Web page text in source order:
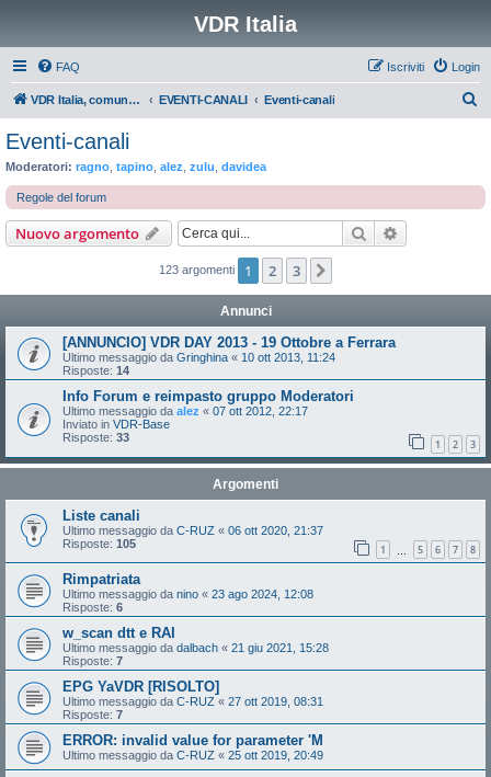
VDR Italia
FAQ Login
Iscriviti
VDR Italia, comunità italiana utilizzatori VDR EVENTI-CANALI Eventi-canali
a
Eventi-canali
Moderatori: ragno tapino alez zulu davidea
Regole del forum
Nuovo argomento Cerca
123 argomenti 1 2 3
Annunci
[ANNUNCIO] VDR DAY 2013 - 19 Ottobre a Ferrara
Ultimo messaggio da Gringhina « 10 ott 2013, 11:24
Risposte: 14
Info Forum e reimpasto gruppo Moderatori
Ultimo messaggio da alez « 07 ott 2012, 22:17
Inviato in VDR-Base
Risposte: 33 1 2 3
Argomenti
Liste canali
Ultimo messaggio da C-RUZ « 06 ott 2020, 21:37
Risposte: 105 1 5 6 7 8
Rimpatriata
Ultimo messaggio da nino « 23 ago 2024, 12:08
Risposte: 6
w_scan dtt e RAI
Ultimo messaggio da dalbach « 21 giu 2021, 15:28
Risposte: 7
EPG YaVDR [RISOLTO]
Ultimo messaggio da C-RUZ « 27 ott 2019, 08:31
Risposte: 7
ERROR: invalid value for parameter 'M
Ultimo messaggio da C-RUZ « 25 ott 2019, 20:49